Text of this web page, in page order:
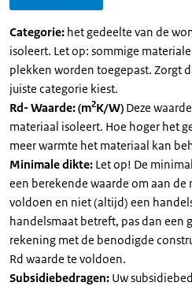
Categorie: het gedeelte van de
isoleert. Let op: sommige
plekken worden toegepast. Zorgt
juiste categorie kiest.
Rd- Waarde: (m2K/W) Deze
materiaal isoleert. Hoe hoger het
meer warmte het materiaal kan
Minimale dikte: Let op! De
een berekende waarde om aan de
voldoen en niet (altijd) een
handelsmaat betreft, pas dan een
rekening met de benodigde
Rd waarde te voldoen.
Subsidiebedragen: Uw